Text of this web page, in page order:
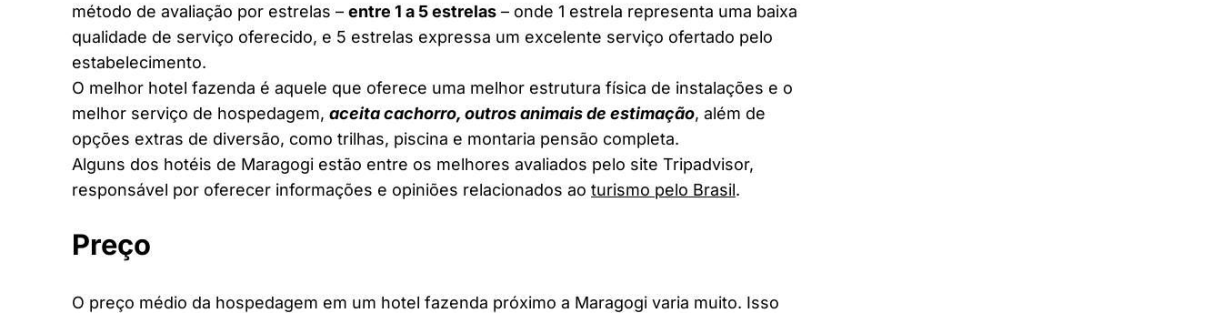
método de avaliação por estrelas – entre 1 a 5 estrelas – onde 1 estrela representa uma baixa
qualidade de serviço oferecido, e 5 estrelas expressa um excelente serviço ofertado pelo
estabelecimento.
O melhor hotel fazenda é aquele que oferece uma melhor estrutura física de instalações e o
melhor serviço de hospedagem, aceita cachorro, outros animais de estimação, além de
opções extras de diversão, como trilhas, piscina e montaria pensão completa.
Alguns dos hotéis de Maragogi estão entre os melhores avaliados pelo site Tripadvisor,
responsável por oferecer informações e opiniões relacionados ao turismo pelo Brasil.
Preço
O preço médio da hospedagem em um hotel fazenda próximo a Maragogi varia muito. Isso